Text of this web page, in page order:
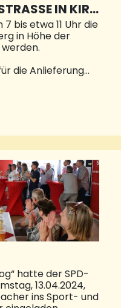
IN KIRRB
bis etwa 11 Uhr die
in Höhe der
die Anlieferung
Eine
wird
hinter der
Eckstraße in die
Zeit aufgehoben.
hatte der SPD-
13.04.2024,
ins Sport- und